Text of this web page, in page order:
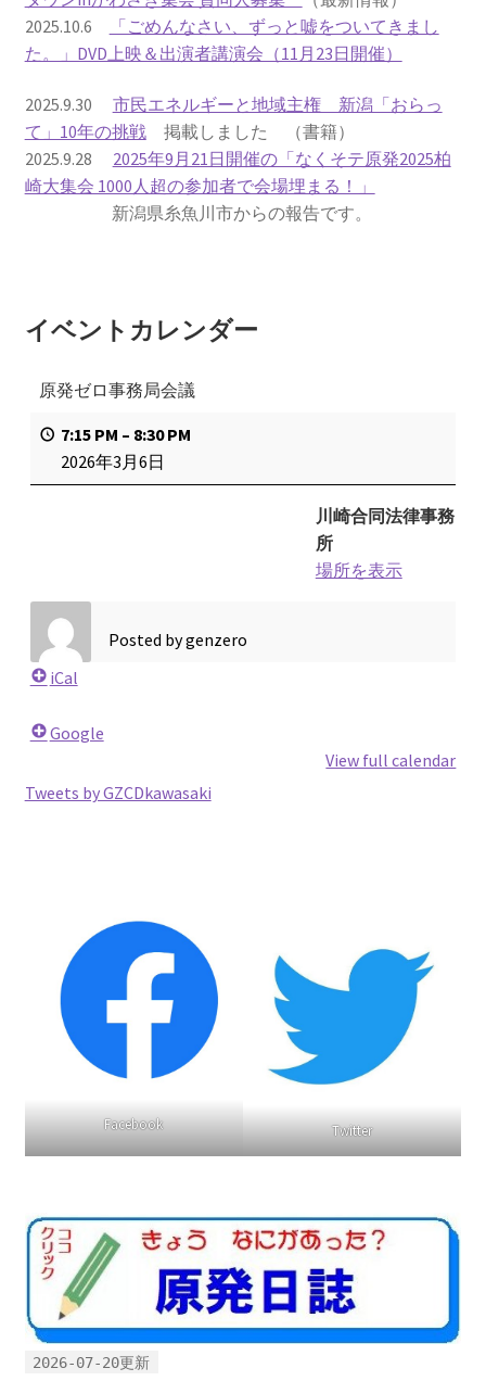
書籍
2022.12.29 原発事故と甲状腺がん
2023.1.26 「脱原発」成長論
2023.2.7 いまこそ私は原発に反対します
南海トラフ巨大地震でも原発は大丈夫と言う人々
2025.9.30 市民エネルギーと地域主権
2026.5.3 原発を止めた町
他サイト
問合せ・メルマガ
2025.10.6
「ごめんなさい、ずっと嘘をついてきまし
た。」DVD上映＆出演者講演会（11月23日開催）
2025.9.30 市民エネルギーと地域主権 新潟「おらっ
て」10年の挑戦掲載しました （書籍）
2025.9.28 2025年9月21日開催の「なくそテ原発2025柏
崎大集会 1000人超の参加者で会場埋まる！」
新潟県糸魚川市からの報告です。
イベントカレンダー
原発ゼロ事務局会議
7:15 PM – 8:30 PM
2026年3月6日
川崎合同法律事務
所
場所を表示
Posted bygenzero
iCal
Google
View full calendar
Tweets by GZCDkawasaki
Facebook Twitter
2026-07-20更新